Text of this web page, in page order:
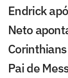
Endrick
Neto
Pai de